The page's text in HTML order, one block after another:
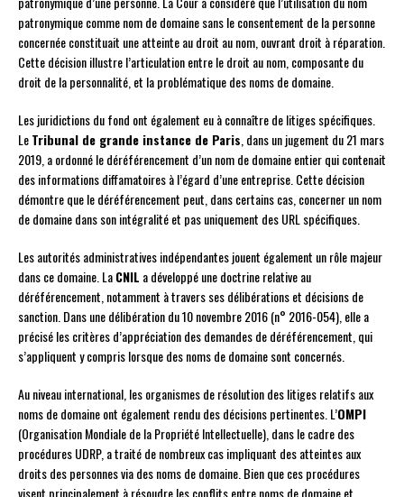
patronymique comme nom de domaine sans le consentement de la personne
concernée constituait une atteinte au droit au nom, ouvrant droit à réparation.
Cette décision illustre l’articulation entre le droit au nom, composante du
droit de la personnalité, et la problématique des noms de domaine.
Les juridictions du fond ont également eu à connaître de litiges spécifiques.
LeTribunal de grande instance de Paris , dans un jugement du 21 mars
2019, a ordonné le déréférencement d’un nom de domaine entier qui contenait
des informations diffamatoires à l’égard d’une entreprise. Cette décision
démontre que le déréférencement peut, dans certains cas, concerner un nom
de domaine dans son intégralité et pas uniquement des URL spécifiques.
Les autorités administratives indépendantes jouent également un rôle majeur
dans ce domaine. LaCNIL a développé une doctrine relative au
déréférencement, notamment à travers ses délibérations et décisions de
sanction. Dans une délibération du 10 novembre 2016 (n° 2016-054), elle a
précisé les critères d’appréciation des demandes de déréférencement, qui
s’appliquent y compris lorsque des noms de domaine sont concernés.
Au niveau international, les organismes de résolution des litiges relatifs aux
noms de domaine ont également rendu des décisions pertinentes. L’OMPI
(Organisation Mondiale de la Propriété Intellectuelle), dans le cadre des
procédures UDRP, a traité de nombreux cas impliquant des atteintes aux
droits des personnes via des noms de domaine. Bien que ces procédures
visent principalement à résoudre les conflits entre noms de domaine et